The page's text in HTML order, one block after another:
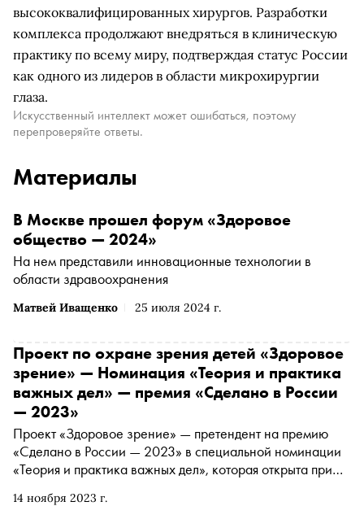
высококвалифицированных хирургов. Разработки
комплекса продолжают внедряться в клиническую
практику по всему миру, подтверждая статус России
как одного из лидеров в области микрохирургии
глаза.
Искусственный интеллект может ошибаться, поэтому
перепроверяйте ответы.
Материалы
Матвей Иващенко 25 июля 2024 г.
В Москве прошел форум «Здоровое
общество — 2024»
На нем представили инновационные технологии в
области здравоохранения
14 ноября 2023 г.
Проект по охране зрения детей «Здоровое
зрение» — Номинация «Теория и практика
важных дел» — премия «Сделано в России
— 2023»
Проект «Здоровое зрение» — претендент на премию
«Сделано в России — 2023» в специальной номинации
«Теория и практика важных дел», которая открыта при